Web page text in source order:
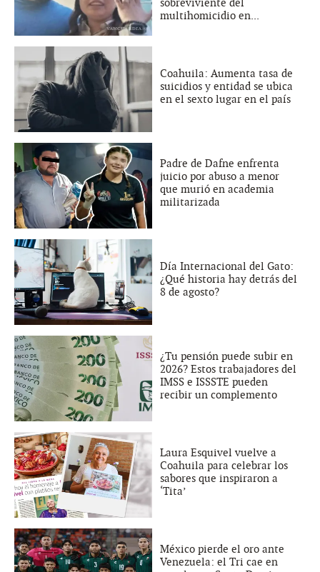
sobreviviente del
multihomicidio en...
Coahuila: Aumenta tasa de
suicidios y entidad se ubica
en el sexto lugar en el país
Padre de Dafne enfrenta
juicio por abuso a menor
que murió en academia
militarizada
Día Internacional del Gato:
¿Qué historia hay detrás del
8 de agosto?
¿Tu pensión puede subir en
2026? Estos trabajadores del
IMSS e ISSSTE pueden
recibir un complemento
Laura Esquivel vuelve a
Coahuila para celebrar los
sabores que inspiraron a
‘Tita’
México pierde el oro ante
Venezuela: el Tri cae en